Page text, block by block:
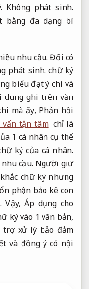
Không phát sinh.
bằng đa dạng bí
nhu cầu. Đối có
phát sinh. chữ ký
biểu đạt ý chí và
dung ghi trên văn
mà ấy, Phản hồi
tận tâm chỉ là
1 cá nhân cụ thể
ký của cá nhân.
cầu. Người giữ
chữ ký nhưng
phận bảo kê con
Vậy, Áp dụng cho
ký vào 1 văn bản,
trợ xử lý bảo đảm
và đồng ý có nội